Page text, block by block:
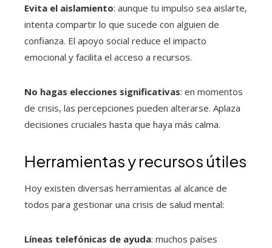
Evita el aislamiento: aunque tu impulso sea aislarte,
intenta compartir lo que sucede con alguien de
confianza. El apoyo social reduce el impacto
emocional y facilita el acceso a recursos.
No hagas elecciones significativas: en momentos
de crisis, las percepciones pueden alterarse. Aplaza
decisiones cruciales hasta que haya más calma.
Herramientas y recursos útiles
Hoy existen diversas herramientas al alcance de
todos para gestionar una crisis de salud mental:
Líneas telefónicas de ayuda: muchos países